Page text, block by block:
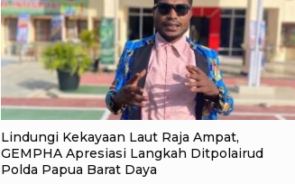
Lindungi Kekayaan Laut Raja Ampat,
GEMPHA Apresiasi Langkah Ditpolairud
Polda Papua Barat Daya